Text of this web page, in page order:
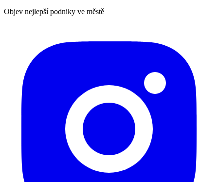
Objev nejlepší podniky ve městě